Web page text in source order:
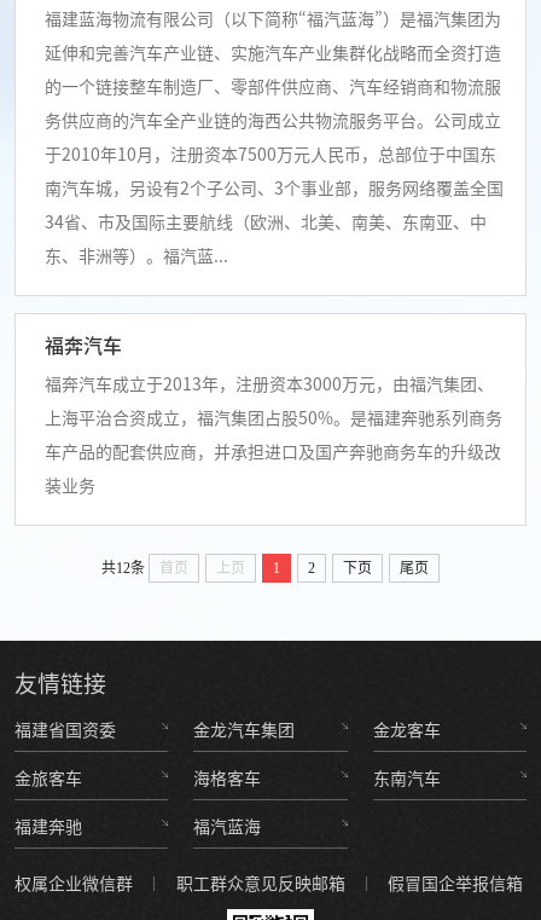
福建蓝海物流有限公司（以下简称“福汽蓝海”）是福汽集团为
延伸和完善汽车产业链、实施汽车产业集群化战略而全资打造
的一个链接整车制造厂、零部件供应商、汽车经销商和物流服
务供应商的汽车全产业链的海西公共物流服务平台。公司成立
于2010年10月，注册资本7500万元人民币，总部位于中国东
南汽车城，另设有2个子公司、3个事业部，服务网络覆盖全国
34省、市及国际主要航线（欧洲、北美、南美、东南亚、中
东、非洲等）。福汽蓝...
福奔汽车
福奔汽车成立于2013年，注册资本3000万元，由福汽集团、
上海平治合资成立，福汽集团占股50%。是福建奔驰系列商务
车产品的配套供应商，并承担进口及国产奔驰商务车的升级改
装业务
共12条 首页 上页 1 2 下页 尾页
友情链接
福建省国资委 金龙汽车集团 金龙客车
金旅客车 海格客车 东南汽车
福建奔驰 福汽蓝海
权属企业微信群 职工群众意见反映邮箱 假冒国企举报信箱